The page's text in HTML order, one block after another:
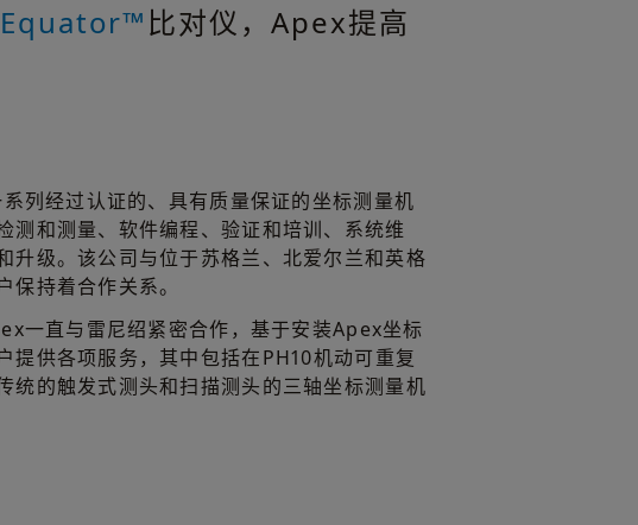
Equator™ 比对仪，Apex提高
列经过认证的、具有质量保证的坐标测量机
测和测量、软件编程、验证和培训、系统维
升级。该公司与位于苏格兰、北爱尔兰和英格
保持着合作关系。
一直与雷尼绍紧密合作，基于安装Apex坐标
提供各项服务，其中包括在PH10机动可重复
统的触发式测头和扫描测头的三轴坐标测量机